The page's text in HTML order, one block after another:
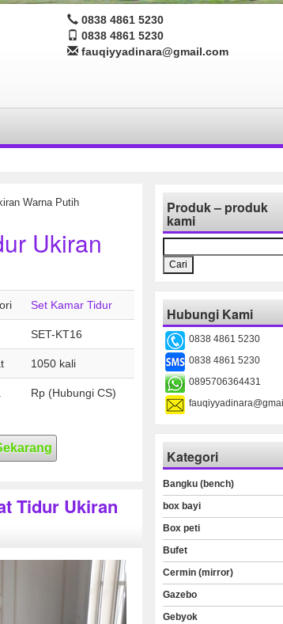
0838 4861 5230
0838 4861 5230
fauqiyyadinara@gmail.com
Warna Putih
Ukiran
Set Kamar Tidur
SET-KT16
1050 kali
Rp (Hubungi CS)
Tidur Ukiran
Produk – produk
kami
untuk:
Hubungi Kami
0838 4861 5230
0838 4861 5230
0895706364431
Kategori
Bangku (bench)
box bayi
Box peti
Bufet
Cermin (mirror)
Gazebo
Gebyok